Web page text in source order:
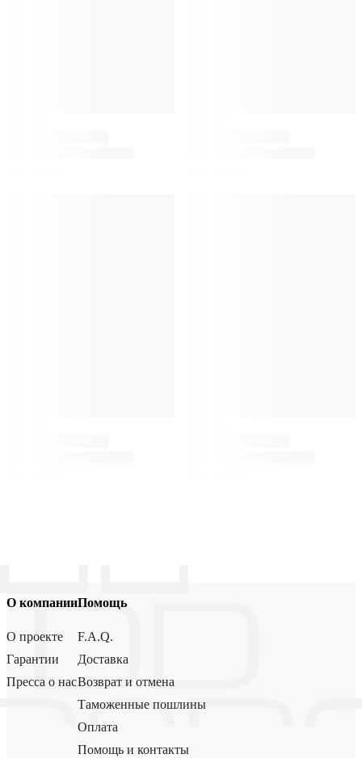
О компании
О проекте
Гарантии
Пресса о нас
Помощь
F.A.Q.
Доставка
Возврат и отмена
Таможенные пошлины
Оплата
Помощь и контакты